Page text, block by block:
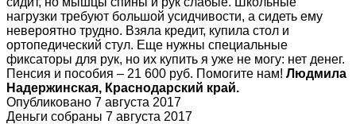
нагрузки требуют большой усидчивости, а сидеть ему
невероятно трудно. Взяла кредит, купила стол и
ортопедический стул. Еще нужны специальные
фиксаторы для рук, но их купить я уже не могу: нет денег.
Пенсия и пособия – 21 600 руб. Помогите нам! Людмила
Надержинская, Краснодарский край.
Опубликовано 7 августа 2017
Деньги собраны 7 августа 2017